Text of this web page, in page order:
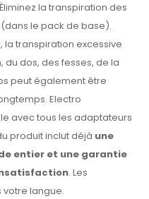
la transpiration des
le pack de base).
transpiration excessive
dos, des fesses, de la
peut également être
Electro
avec tous les adaptateurs
produit inclut déjà une
entier et une garantie
. Les
votre langue.